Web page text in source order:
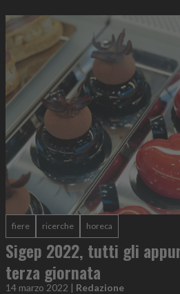
fiere ricerche horeca
Sigep 2022, tutti gli
terza giornata
14 marzo 2022 | Redazione